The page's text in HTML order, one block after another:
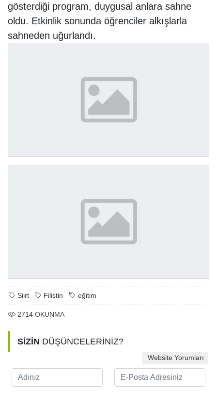
gösterdiği program, duygusal anlara sahne
oldu. Etkinlik sonunda öğrenciler alkışlarla
sahneden uğurlandı.
Siirt Filistin eğitim
2714 OKUNMA
SİZİN DÜŞÜNCELERİNİZ?
Website Yorumları